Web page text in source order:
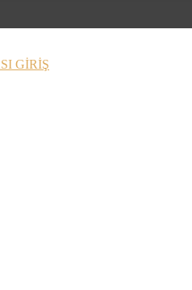
GİRİŞ